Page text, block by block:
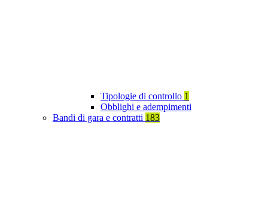
Tipologie di controllo 1
Obblighi e adempimenti
Bandi di gara e contratti 183